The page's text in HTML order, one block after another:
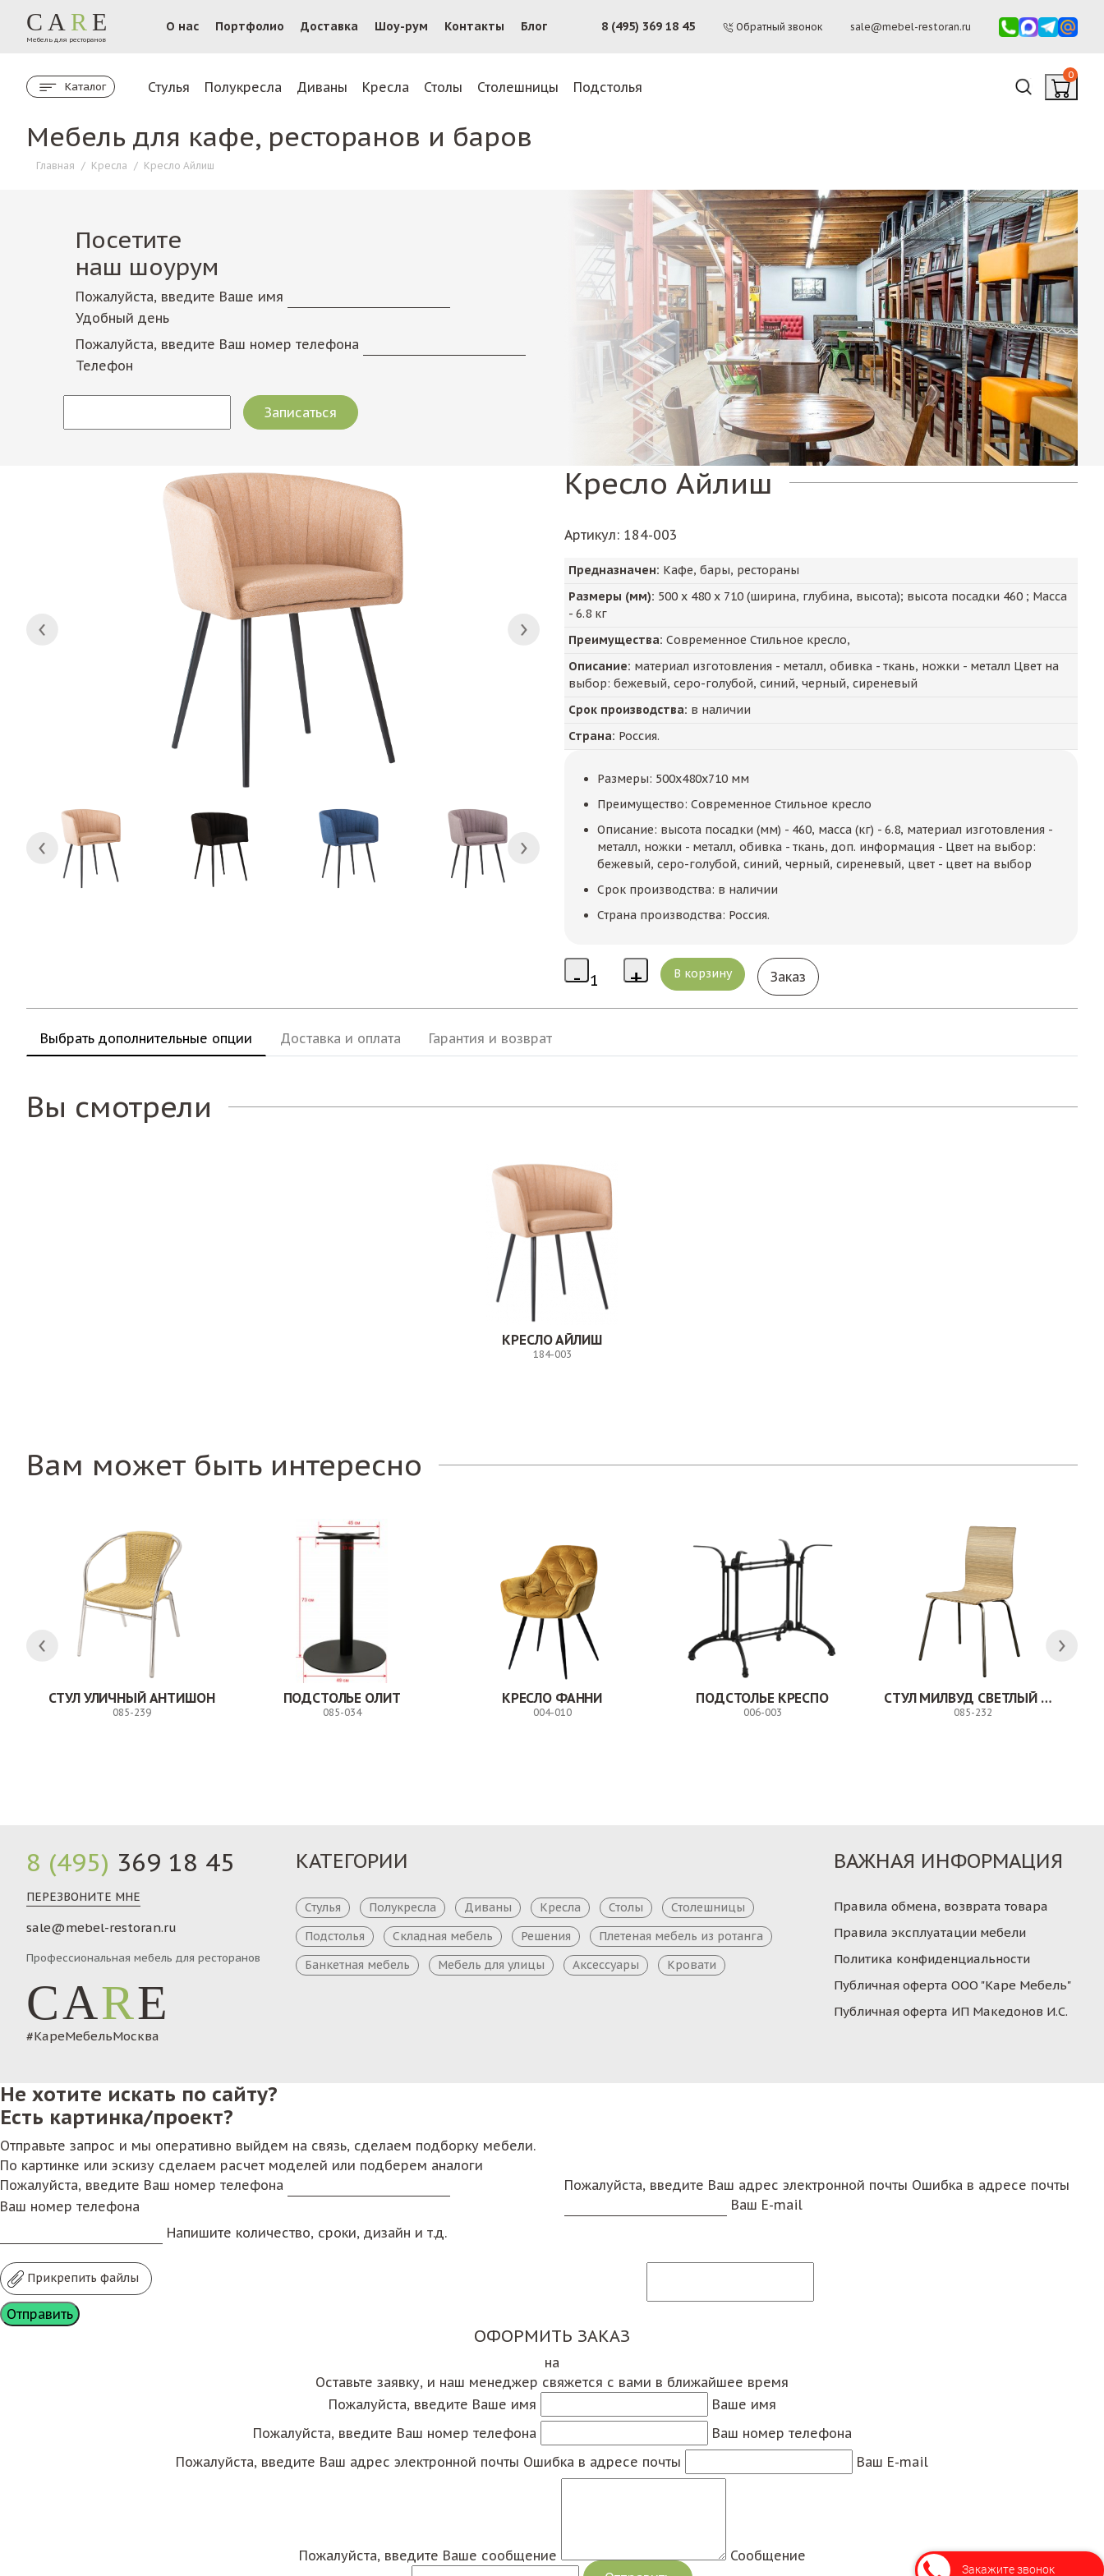
CA R E
Мебель для ресторанов
О нас Портфолио Доставка Шоу-рум Контакты Блог 8 (495) 369 18 45 Обратный звонок sale@mebel-restoran.ru
Каталог Стулья Полукресла Диваны Кресла Столы Столешницы Подстолья
0
Мебель для кафе, ресторанов и баров
Главная / Кресла / Кресло Айлиш
Посетите
наш шоурум
Пожалуйста, введите Ваше имя
Удобный день
Пожалуйста, введите Ваш номер телефона
Телефон
Кресло Айлиш
Артикул: 184-003
Предназначен: Кафе, бары, рестораны
Размеры (мм): 500 х 480 х 710 (ширина, глубина, высота); высота посадки 460 ; Масса
- 6.8 кг
Преимущества: Современное Стильное кресло,
Описание: материал изготовления - металл, обивка - ткань, ножки - металл Цвет на
выбор: бежевый, серо-голубой, синий, черный, сиреневый
Срок производства: в наличии
Страна: Россия.
Размеры: 500x480x710 мм
Преимущество: Современное Стильное кресло
Описание: высота посадки (мм) - 460, масса (кг) - 6.8, материал изготовления -
металл, ножки - металл, обивка - ткань, доп. информация - Цвет на выбор:
бежевый, серо-голубой, синий, черный, сиреневый, цвет - цвет на выбор
Срок производства: в наличии
Страна производства: Россия.
Заказ
Выбрать дополнительные опции Доставка и оплата Гарантия и возврат
Вы смотрели
КРЕСЛО АЙЛИШ
184-003
Вам может быть интересно
СТУЛ УЛИЧНЫЙ АНТИШОН
085-239
ПОДСТОЛЬЕ ОЛИТ
085-034
КРЕСЛО ФАННИ
004-010
ПОДСТОЛЬЕ КРЕСПО
006-003
СТУЛ МИЛВУД СВЕТЛЫЙ ШЕЛК
085-232
8 (495) 369 18 45
ПЕРЕЗВОНИТЕ МНЕ
sale@mebel-restoran.ru
Профессиональная мебель для ресторанов
CARE
#КареМебельМосква
КАТЕГОРИИ
Стулья Полукресла Диваны Кресла Столы
Столешницы
Подстолья
Складная мебель Решения
Плетеная мебель из ротанга
Банкетная мебель
Мебель для улицы Аксессуары Кровати
ВАЖНАЯ ИНФОРМАЦИЯ
Правила обмена, возврата товара
Правила эксплуатации мебели
Политика конфиденциальности
Публичная оферта ООО "Каре Мебель"
Публичная оферта ИП Македонов И.С.
Не хотите искать по сайту?
Есть картинка/проект?
Отправьте запрос и мы оперативно выйдем на связь, сделаем подборку мебели.
По картинке или эскизу сделаем расчет моделей или подберем аналоги
Пожалуйста, введите Ваш номер телефона
Ваш номер телефона
Пожалуйста, введите Ваш адрес электронной почты Ошибка в адресе почты
Ваш E-mail
Напишите количество, сроки, дизайн и т.д.
Прикрепить файлы
ОФОРМИТЬ ЗАКАЗ
на
Оставьте заявку, и наш менеджер свяжется с вами в ближайшее время
Пожалуйста, введите Ваше имя
Ваше имя
Пожалуйста, введите Ваш номер телефона
Ваш номер телефона
Пожалуйста, введите Ваш адрес электронной почты Ошибка в адресе почты Ваш E-mail
Пожалуйста, введите Ваше сообщение Сообщение
Закажите звонок